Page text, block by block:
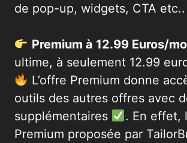
de pop-up, widgets, CTA etc..
Premium à 12.99 Euros/
ultime, à seulement 12.99
L’offre Premium donne
outils des autres offres avec
supplémentaires
. En effet,
Premium proposée par